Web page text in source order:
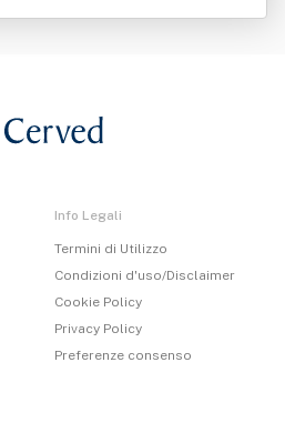
Info Legali
Termini di Utilizzo
Condizioni d'uso/Disclaimer
Cookie Policy
Privacy Policy
Preferenze consenso